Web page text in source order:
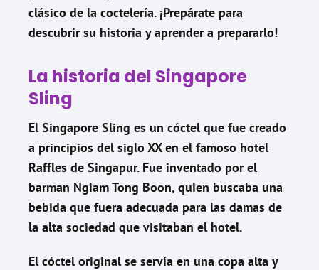
clásico de la coctelería. ¡Prepárate para
descubrir su historia y aprender a prepararlo!
La historia del Singapore
Sling
El Singapore Sling es un cóctel que fue creado
a principios del siglo XX en el famoso hotel
Raffles de Singapur. Fue inventado por el
barman Ngiam Tong Boon, quien buscaba una
bebida que fuera adecuada para las damas de
la alta sociedad que visitaban el hotel.
El cóctel original se servía en una copa alta y